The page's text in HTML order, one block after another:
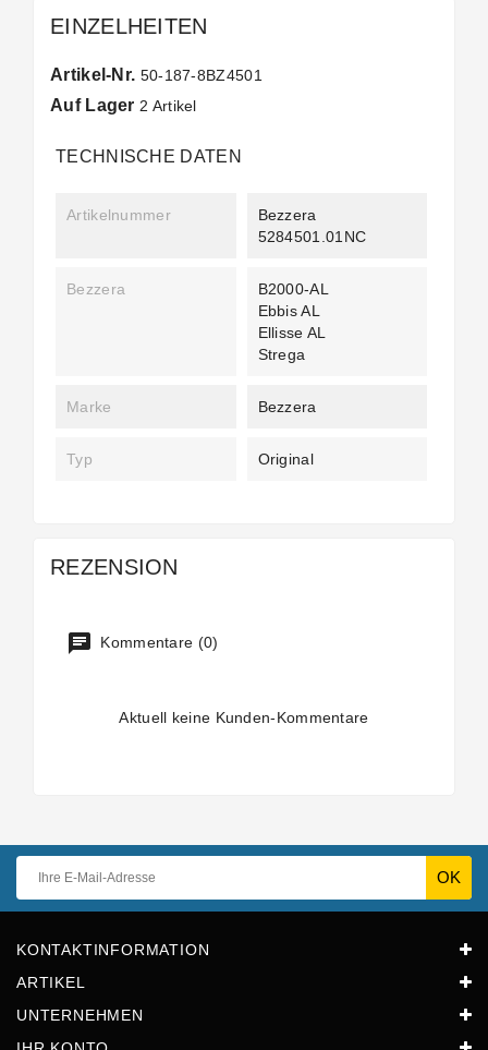
EINZELHEITEN
Artikel-Nr. 50-187-8BZ4501
Auf Lager 2 Artikel
TECHNISCHE DATEN
Artikelnummer
Bezzera
5284501.01NC
Bezzera
B2000-AL
Ebbis AL
Ellisse AL
Strega
Marke Bezzera
Typ Original
REZENSION
Kommentare (0)
Aktuell keine Kunden-Kommentare
KONTAKTINFORMATION
ARTIKEL
UNTERNEHMEN